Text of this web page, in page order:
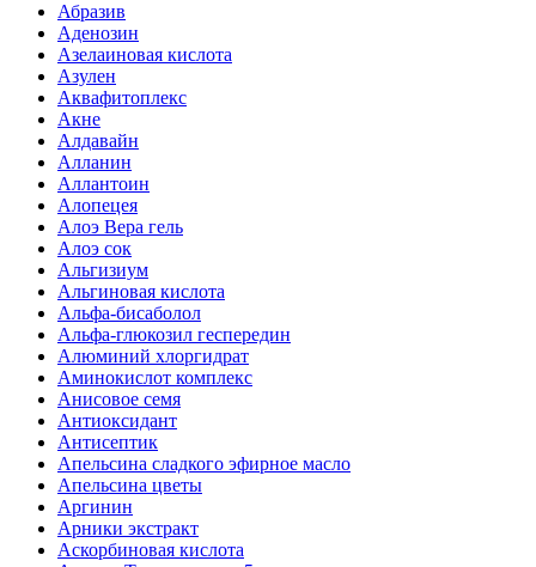
Абразив
Аденозин
Азелаиновая кислота
Азулен
Аквафитоплекс
Акне
Алдавайн
Алланин
Аллантоин
Алопецея
Алоэ Вера гель
Алоэ сок
Альгизиум
Альгиновая кислота
Альфа-бисаболол
Альфа-глюкозил геспередин
Алюминий хлоргидрат
Аминокислот комплекс
Анисовое семя
Антиоксидант
Антисептик
Апельсина сладкого эфирное масло
Апельсина цветы
Аргинин
Арники экстракт
Аскорбиновая кислота